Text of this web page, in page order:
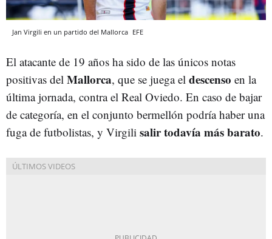
Jan Virgili en un partido del Mallorca EFE
El atacante de 19 años ha sido de las únicos notas
positivas del Mallorca, que se juega el descenso en la
última jornada, contra el Real Oviedo. En caso de bajar
de categoría, en el conjunto bermellón podría haber una
fuga de futbolistas, y Virgili salir todavía más barato.